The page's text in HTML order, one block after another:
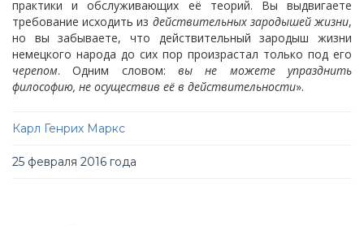
практики и обслуживающих её теорий. Вы выдвигаете
требование исходить из действительных зародышей жизни,
но вы забываете, что действительный зародыш жизни
немецкого народа до сих пор произрастал только под его
черепом. Одним словом: вы не можете упразднить
философию, не осуществив её в действительности».
Карл Генрих Маркс
25 февраля 2016 года